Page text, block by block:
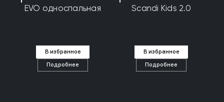
EVO односпальная
В избранное
Подробнее
Scandi Kids 2.0
В избранное
Подробнее